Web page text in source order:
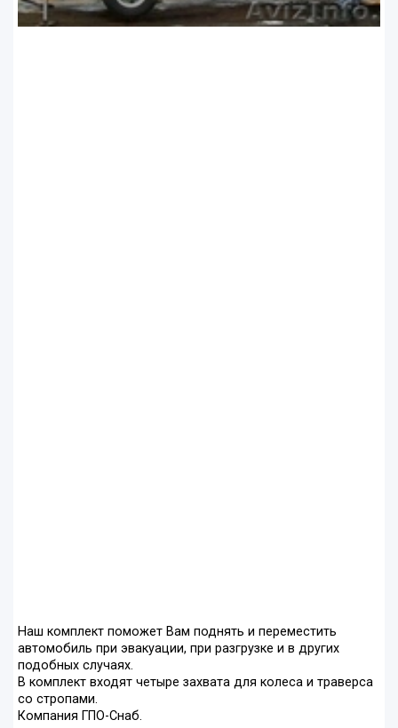
Наш комплект поможет Вам поднять и переместить
автомобиль при эвакуации, при разгрузке и в других
подобных случаях.
В комплект входят четыре захвата для колеса и траверса
со стропами.
Компания ГПО-Снаб.